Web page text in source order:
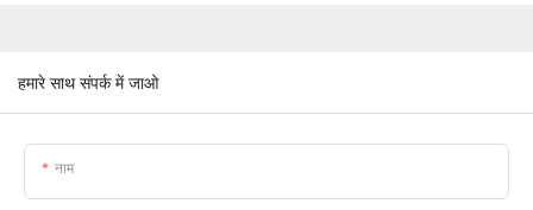
हमारे साथ संपर्क में जाओ
नाम